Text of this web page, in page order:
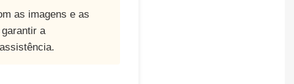
as imagens e as
a